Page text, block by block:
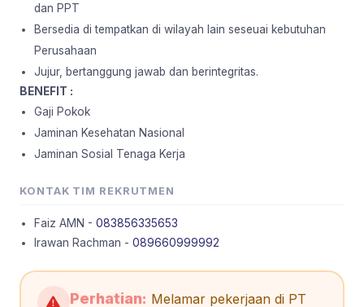
dan PPT
Bersedia di tempatkan di wilayah lain seseuai kebutuhan
Perusahaan
Jujur, bertanggung jawab dan berintegritas.
BENEFIT :
Gaji Pokok
Jaminan Kesehatan Nasional
Jaminan Sosial Tenaga Kerja
KONTAK TIM REKRUTMEN
Faiz AMN - 083856335653
Irawan Rachman - 089660999992
Perhatian: Melamar pekerjaan di PT